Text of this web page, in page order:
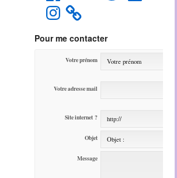
i
Instagram
Pour me contacter
Votre prénom
Votre adresse mail
Site internet ?
Objet
Message